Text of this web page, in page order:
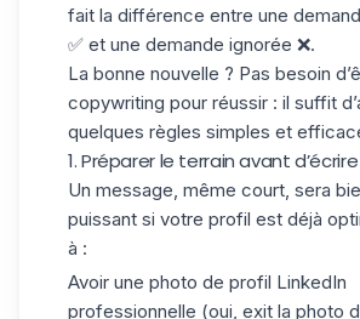
fait la différence entre une
✅ et une demande ignorée ❌.
La bonne nouvelle ? Pas besoin
copywriting pour réussir : il suffit
quelques règles simples et
1. Préparer le terrain avant d’écrire
Un message, même court, sera
puissant si votre profil est déjà
à :
Avoir une photo de profil LinkedIn
professionnelle (oui, exit la photo